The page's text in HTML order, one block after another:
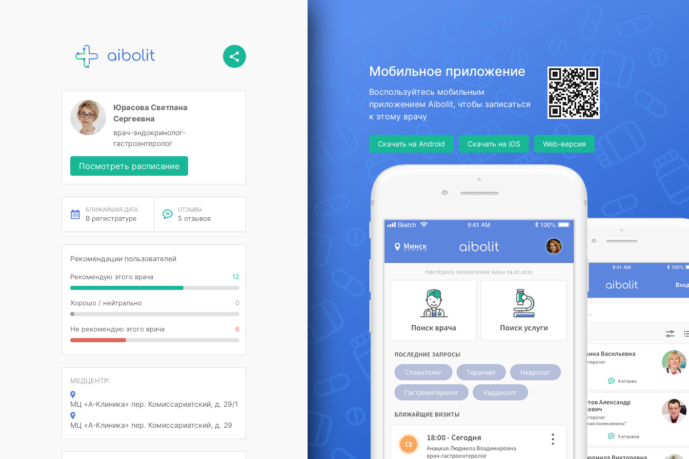
Мобильное приложение
Воспользуйтесь мобильным
приложением Aibolit, чтобы записаться
к этому врачу
Скачать на Android Скачать на iOS Web-версия
Юрасова Светлана
Сергеевна
врач-эндокринолог-
гастроэнтеролог
Посмотреть расписание
БЛИЖАЙШАЯ ДАТА
В регистратуре
ОТЗЫВЫ
5 отзывов
Рекомендации пользователей
Рекомендую этого врача 12
Хорошо / нейтрально 0
Не рекомендую этого врача 6
МЕДЦЕНТР:
МЦ «А-Клиника» пер. Комиссариатский, д. 29/1
МЦ «А-Клиника» пер. Комиссариатский, д. 29